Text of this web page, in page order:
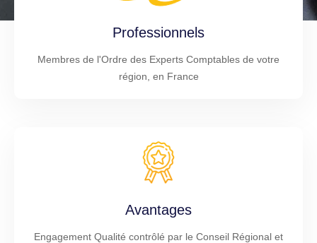
Professionnels
Membres de l'Ordre des Experts Comptables de votre
région, en France
Avantages
Engagement Qualité contrôlé par le Conseil Régional et